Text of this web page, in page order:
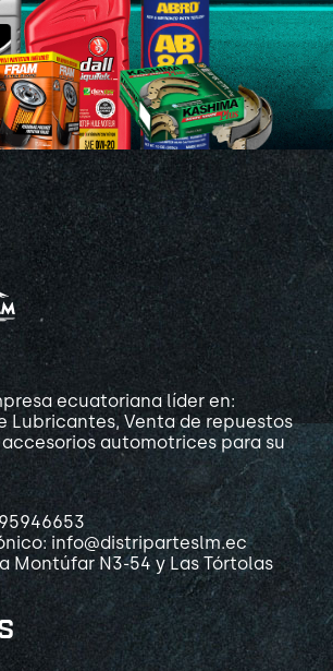
ecuatoriana líder en:
Lubricantes, Venta de repuestos
automotrices para su
info@distriparteslm.ec
Montúfar N3-54 y Las Tórtolas